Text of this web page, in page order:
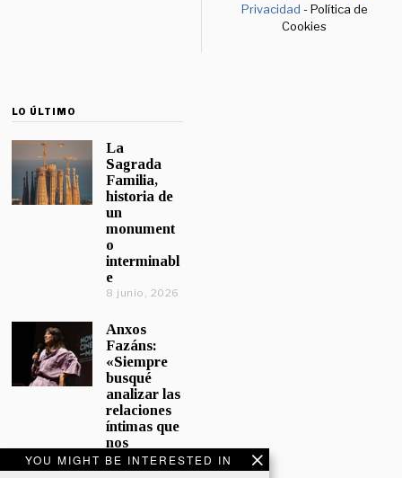
YOU MIGHT BE INTERESTED IN
Privacidad - Política de
Cookies
LO ÚLTIMO
La
Sagrada
Familia,
historia de
un
monument
o
interminabl
e
8 junio, 2026
Anxos
Fazáns:
«Siempre
busqué
analizar las
relaciones
íntimas que
nos
afectan»
5 junio, 2026